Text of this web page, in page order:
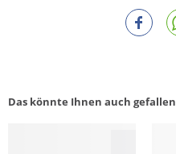
Das könnte Ihnen auch gefallen